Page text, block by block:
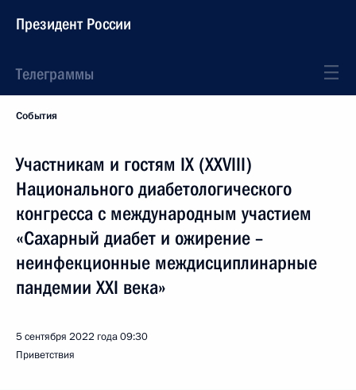
Президент России
Телеграммы
События
Участникам и гостям IX (XXVIII)
Национального диабетологического
конгресса с международным участием
«Сахарный диабет и ожирение –
неинфекционные междисциплинарные
пандемии XXI века»
5 сентября 2022 года09:30
Приветствия